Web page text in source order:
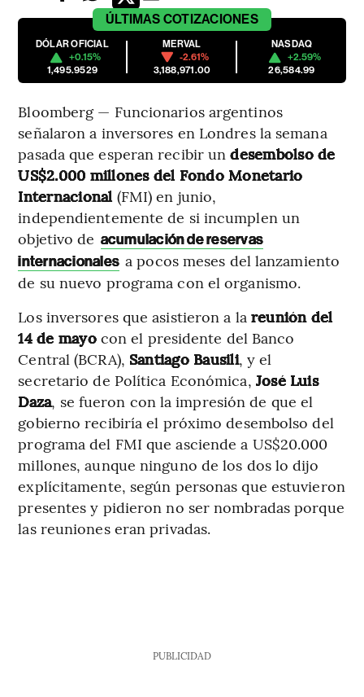
ÚLTIMAS COTIZACIONES
DÓLAR OFICIAL
+0.15%
1,495.9529
MERVAL
-2.61%
3,188,971.00
NASDAQ
+2.59%
26,584.99
Bloomberg — Funcionarios argentinos
señalaron a inversores en Londres la semana
pasada que esperan recibir undesembolso de
US$2.000 millones del Fondo Monetario
Internacional(FMI) en junio,
independientemente de si incumplen un
objetivo de acumulación de reservas
internacionales a pocos meses del lanzamiento
de su nuevo programa con el organismo.
Los inversores que asistieron a la reunión del
14 de mayocon el presidente del Banco
Central (BCRA), Santiago Bausili, y el
secretario de Política Económica, José Luis
Daza, se fueron con la impresión de que el
gobierno recibiría el próximo desembolso del
programa del FMI que asciende a US$20.000
millones, aunque ninguno de los dos lo dijo
explícitamente, según personas que estuvieron
presentes y pidieron no ser nombradas porque
las reuniones eran privadas.
PUBLICIDAD